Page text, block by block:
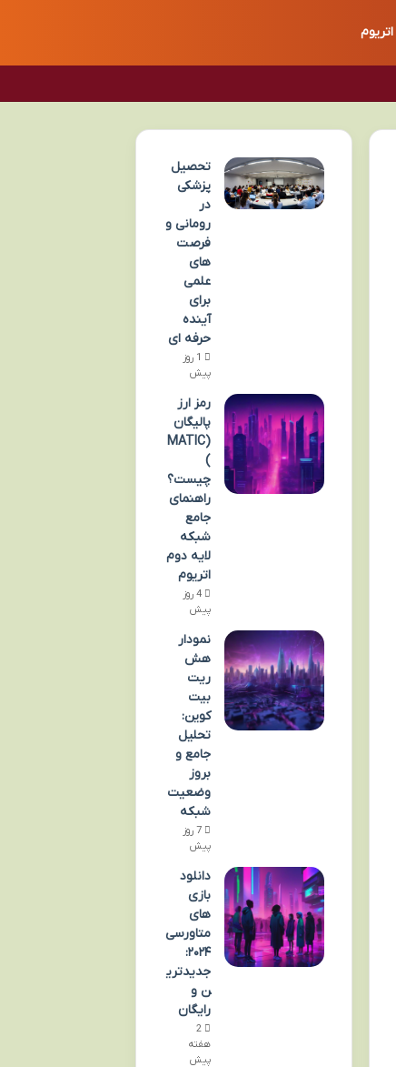
اتریوم
تحصیل
پزشکی
در
رومانی و
فرصت
های
علمی
برای
آینده
حرفه ای
1 روز
پیش
رمز ارز
پالیگان
(MATIC
)
چیست؟
راهنمای
جامع
شبکه
لایه دوم
اتریوم
4 روز
پیش
نمودار
هش
ریت
بیت
کوین:
تحلیل
جامع و
بروز
وضعیت
شبکه
7 روز
پیش
دانلود
بازی
های
متاورسی
۲۰۲۴:
جدیدتری
ن و
رایگان
2
هفته
پیش